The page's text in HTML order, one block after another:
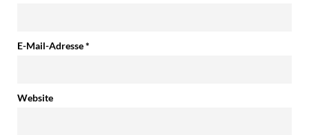
E-Mail-Adresse*
Website